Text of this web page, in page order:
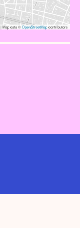
|Map data ©OpenStreetMapcontributors